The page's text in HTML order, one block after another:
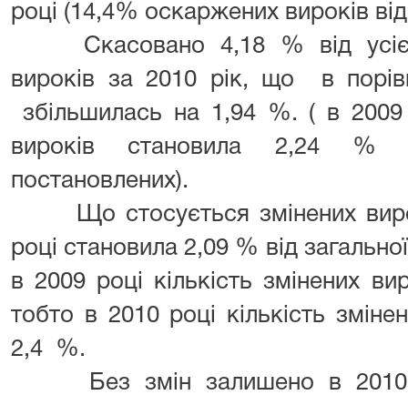
році (14,4% оскаржених вироків
Скасовано 4,18 % від усієї
вироків за 2010 рік, що в
збільшилась на 1,94 %. ( в 2009
вироків становила 2,24 %
постановлених).
Що стосується змінених
році становила 2,09 % від
в 2009 році кількість змінених
тобто в 2010 році кількість
2,4 %.
Без змін залишено в 2010